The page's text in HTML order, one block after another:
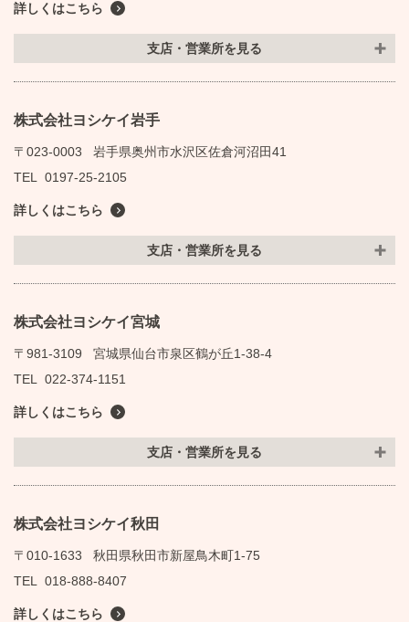
詳しくはこちら
支店・営業所を見る
株式会社ヨシケイ岩手
〒023-0003
岩手県奥州市水沢区佐倉河沼田41
TEL
0197-25-2105
詳しくはこちら
支店・営業所を見る
株式会社ヨシケイ宮城
〒981-3109
宮城県仙台市泉区鶴が丘1-38-4
TEL
022-374-1151
詳しくはこちら
支店・営業所を見る
株式会社ヨシケイ秋田
〒010-1633
秋田県秋田市新屋鳥木町1-75
TEL
018-888-8407
詳しくはこちら